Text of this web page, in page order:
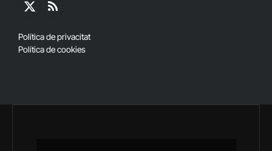
X
RSS
Política de privacitat
Política de cookies